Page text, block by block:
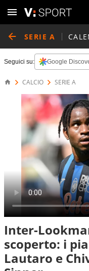
SERIE A
Seguici su: Google
CALCIO SERIE A
Inter-
scoperto: i
Lautaro e